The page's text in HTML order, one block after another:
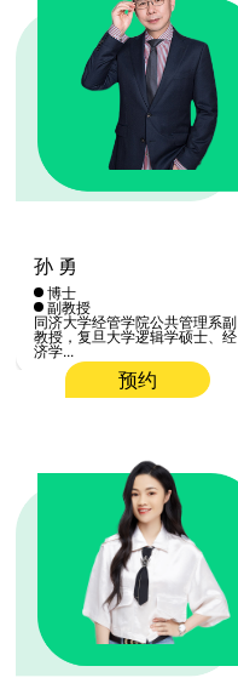
孙 勇
博士
副教授
同济大学经管学院公共管理系副
教授，复旦大学逻辑学硕士、经
济学...
预约